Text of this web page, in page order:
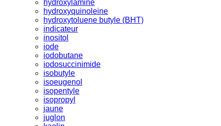
hydroxylamine
hydroxyquinoleine
hydroxytoluene butyle (BHT)
indicateur
inositol
iode
iodobutane
iodosuccinimide
isobutyle
isoeugenol
isopentyle
isopropyl
jaune
juglon